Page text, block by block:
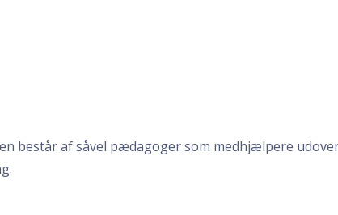
består af såvel pædagoger som medhjælpere